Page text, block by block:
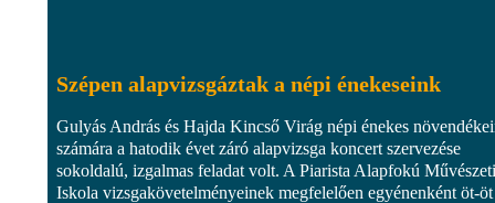
Szépen alapvizsgáztak a népi énekeseink
Gulyás András és Hajda Kincső Virág népi énekes
számára a hatodik évet záró alapvizsga koncert szervezése
sokoldalú, izgalmas feladat volt. A Piarista Alapfokú Művészeti
Iskola vizsgakövetelményeinek megfelelően egyénenként öt-öt